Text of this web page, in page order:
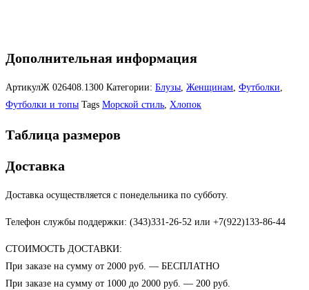
Дополнительная информация
АртикулЖ 026408.1300 Категории: Блузы, Женщинам, Футболки,
Футболки и топы Tags Морской стиль, Хлопок
Таблица размеров
Доставка
Доставка осуществляется с понедельника по субботу.
Телефон службы поддержки: (343)331-26-52 или +7(922)133-86-44
СТОИМОСТЬ ДОСТАВКИ:
При заказе на сумму от 2000 руб. — БЕСПЛАТНО
При заказе на сумму от 1000 до 2000 руб. — 200 руб.